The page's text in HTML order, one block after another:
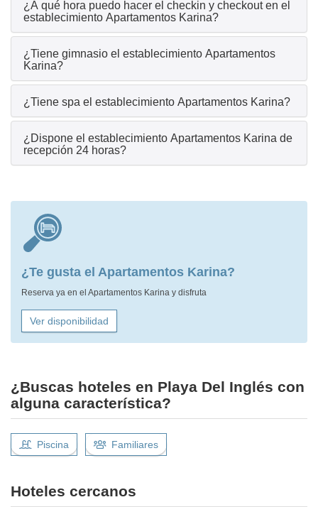
¿A qué hora puedo hacer el checkin y checkout en el
establecimiento Apartamentos Karina?
¿Tiene gimnasio el establecimiento Apartamentos
Karina?
¿Tiene spa el establecimiento Apartamentos Karina?
¿Dispone el establecimiento Apartamentos Karina de
recepción 24 horas?
¿Te gusta el Apartamentos Karina?
Reserva ya en el Apartamentos Karina y disfruta
Ver disponibilidad
¿Buscas hoteles en Playa Del Inglés con
alguna característica?
Piscina Familiares
Hoteles cercanos